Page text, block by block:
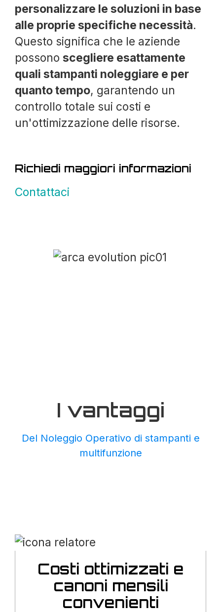
personalizzare le soluzioni in base
alle proprie specifiche necessità.
Questo significa che le aziende
possono scegliere esattamente
quali stampanti noleggiare e per
quanto tempo, garantendo un
controllo totale sui costi e
un'ottimizzazione delle risorse.
Richiedi maggiori informazioni
Contattaci
I vantaggi
Del Noleggio Operativo di stampanti e
multifunzione
Costi ottimizzati e
canoni mensili
convenienti